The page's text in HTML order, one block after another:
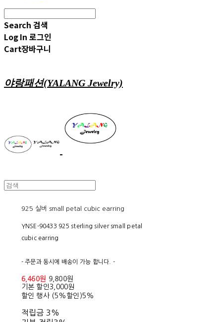
Search 검색
Log In 로그인
Cart장바구니
야랑패션(YALANG Jewelry)
925 실버 small petal cubic earring
YNSE-90433 925 sterling silver small petal
cubic earring
- 주문과 동시에 배송이 가능 합니다. -
6,460원
9,800원
기본 할인 3,000원
할인 행사 (5%할인)5%
적립금 3%